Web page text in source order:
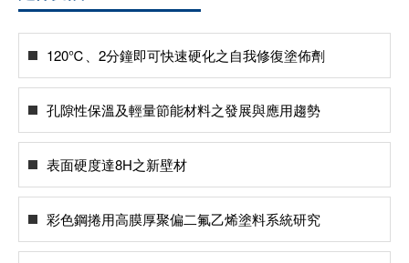
120℃、2分鐘即可快速硬化之自我修復塗佈劑
孔隙性保溫及輕量節能材料之發展與應用趨勢
表面硬度達8H之新壁材
彩色鋼捲用高膜厚聚偏二氟乙烯塗料系統研究